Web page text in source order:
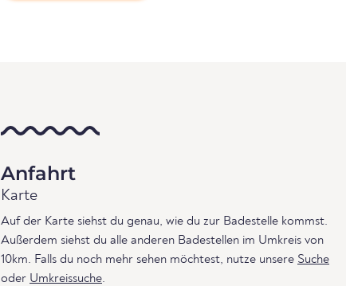
Anfahrt
Karte
Auf der Karte siehst du genau, wie du zur Badestelle kommst.
Außerdem siehst du alle anderen Badestellen im Umkreis von
10km. Falls du noch mehr sehen möchtest, nutze unsere Suche
oder Umkreissuche.